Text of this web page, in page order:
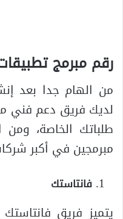
رقم مبرمج
من الهام جدا بعد
لديك فريق دعم فني
طلباتك الخاصة،
مبرمجين في أكبر
فانتاستك
يتميز فريق